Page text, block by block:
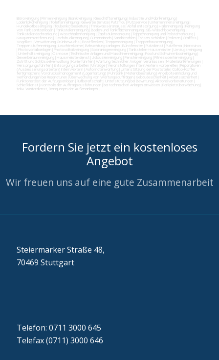
Büroreinigung| Firmenreinigung| Bankreinigung| Geschäftsreinigung| Industrie und Fabrikreinigung|
Ladenlokalreinigung| Toilettenreinigung| Gewerbe Service| Putzfrau| Putzservice| Unternehmensreinigung|
Hundekotbeseitigung| Taubenkotbeseitung| Trinkwasseranalyse| Abfall entsorgung| Hallenreinigung| Reinigung
von Farbspritzanlagen
Tankstellenreinigung| Boden und Tankflächenreinigung| SB-Waschboxreinigung|
Tankstellendachreinigung| Waschhallenreinigung| Zapfsäulenreinigung| Teppichreinigung und Polsterreinigung|
Kaugummientfernung| Hochdruckreinigung| Gummiabrieb| Sandstrahlen Fräsen schleifen Polieren Graffitis
Vogelkot
Verwitterung Grünbewuchs | Rostflecken Treppenreinigung| Treppenhausreinigung|
Treppenstufenreinigung| Leuchtreklame| Beleuchtungsanlagen Bürofenster Putzdienst |Putzfirma| Norovirus
Photovoltaikanlagen Photovoltaikreinigung| Solaranlagenreinigung| Tankstellen-Hausmeister
Umzugsreinigung
Unterhaltsreinigung| Osmose| Technische Anlagen und Maschinenreinigung| Pool und Schwimmbadreinigung|
Gewerberaumreinigung| Hausmeisterdienst Jalousienreinigung| Fensterreinigung| Fitnesscenterreinigung|
Zutritt und Schlüsselverwaltung| Kurierfahrten Wartung technicher Anlagen veranlassen Materialanlieferungen
Versorgungsfahrten
Entsorgungsarbeiten Umzüge| Veranstaltungen intern/extern vorbereiten
Reparaturen
(Ausbesserungsarbeiten) intern/extern
Automatenwartung| Unterstützung der Poststelle|
Collico-Koffer
fertigmachen
Vordrucksmanagement (Lagerhaltung)| Fuhrpark| Materialbestellung| Angebotseinholung und
Verhandlungen bei Reparaturen |Überwachung von Wartungsaufträgen Gebäudesicherheit Arbeitssicherheit
Funktionstest der Aufzugsanlagen
Rufbereitschaft Unterstützung bei Bewirtung| Aktionsvorbereitungen
Schließdienst Kontrolle der Auftragsausführungen bei technischen Anlagen einweisen Parkplatzüberwachung|
teilw. Winterdienst, Reinigungen der Außenanlagen
Fordern Sie jetzt ein kostenloses
Angebot
Wir freuen uns auf eine gute Zusammenarbeit
Steiermärker Straße 48,
70469 Stuttgart
Telefon: 0711 3000 645
Telefax (0711) 3000 646